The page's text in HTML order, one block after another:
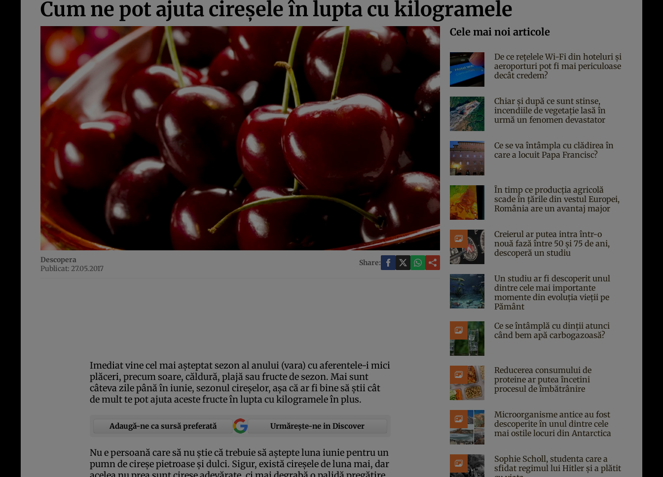
Cum ne pot ajuta cireşele în lupta cu kilogramele
Descopera
Publicat: 27.05.2017
Share:
Imediat vine cel mai aşteptat sezon al anului (vara) cu aferentele-i mici
plăceri, precum soare, căldură, plajă sau fructe de sezon. Mai sunt
câteva zile până în iunie, sezonul cireşelor, aşa că ar fi bine să ştii cât
de mult te pot ajuta aceste fructe în lupta cu kilogramele în plus.
Adaugă-ne ca sursă preferată Urmărește-ne in Discover
Nu e persoană care să nu ştie că trebuie să aştepte luna iunie pentru un
pumn de cireşe pietroase şi dulci. Sigur, există cireşele de luna mai, dar
Cele mai noi articole
De ce rețelele Wi-Fi din hoteluri și
aeroporturi pot fi mai periculoase
decât credem?
Chiar și după ce sunt stinse,
incendiile de vegetație lasă în
urmă un fenomen devastator
Ce se va întâmpla cu clădirea în
care a locuit Papa Francisc?
În timp ce producția agricolă
scade în țările din vestul Europei,
România are un avantaj major
Creierul ar putea intra într-o
nouă fază între 50 și 75 de ani,
descoperă un studiu
Un studiu ar fi descoperit unul
dintre cele mai importante
momente din evoluția vieții pe
Pământ
Ce se întâmplă cu dinții atunci
când bem apă carbogazoasă?
Reducerea consumului de
proteine ar putea încetini
procesul de îmbătrânire
Microorganisme antice au fost
descoperite în unul dintre cele
mai ostile locuri din Antarctica
Sophie Scholl, studenta care a
sfidat regimul lui Hitler și a plătit